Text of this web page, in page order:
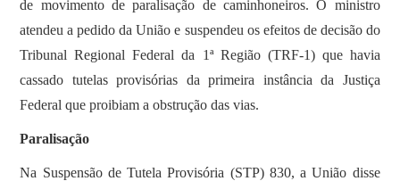
de movimento de paralisação de caminhoneiros. O ministro
atendeu a pedido da União e suspendeu os efeitos de decisão do
Tribunal Regional Federal da 1ª Região (TRF-1) que havia
cassado tutelas provisórias da primeira instância da Justiça
Federal que proibiam a obstrução das vias.
Paralisação
Na Suspensão de Tutela Provisória (STP) 830, a União disse